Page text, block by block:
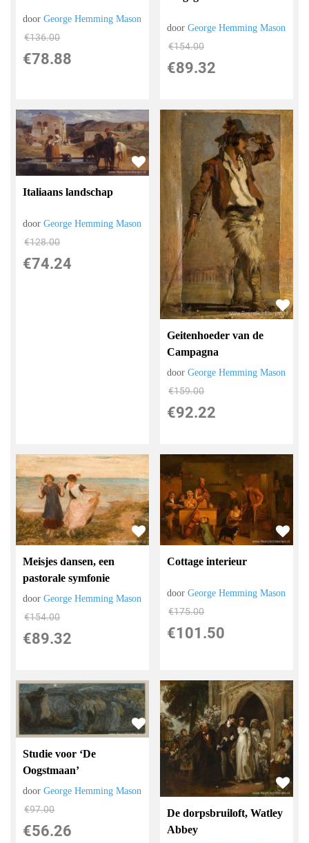
doorGeorge Hemming Mason
€136.00
€78.88
doorGeorge Hemming Mason
€154.00
€89.32
Italiaans landschap
doorGeorge Hemming Mason
€128.00
€74.24
Geitenhoeder van de
Campagna
doorGeorge Hemming Mason
€159.00
€92.22
Meisjes dansen, een
pastorale symfonie
doorGeorge Hemming Mason
€154.00
€89.32
Cottage interieur
doorGeorge Hemming Mason
€175.00
€101.50
Studie voor ‘De
Oogstmaan’
doorGeorge Hemming Mason
€97.00
€56.26
De dorpsbruiloft, Watley
Abbey